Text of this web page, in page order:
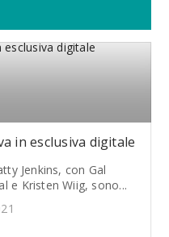
in esclusiva digitale
Jenkins, con Gal
e Kristen Wiig, sono...